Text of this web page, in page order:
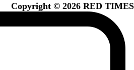
Copyright © 2026 RED